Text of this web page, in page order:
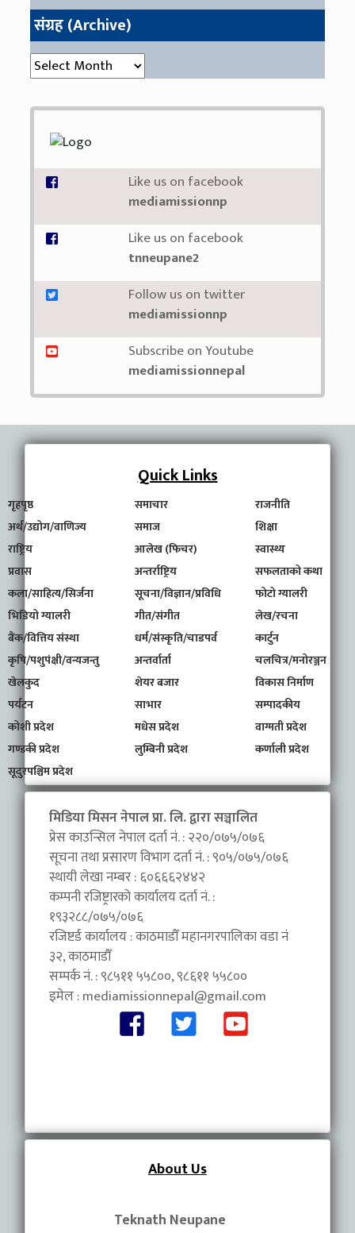
संग्रह (Archive)
संग्रह (Archive)
Like us on facebook
mediamissionnp
Like us on facebook
tnneupane2
Follow us on twitter
mediamissionnp
Subscribe on Youtube
mediamissionnepal
Quick Links
गृहपृष्ठ समाचार
राजनीति
अर्थ/उद्योग/वाणिज्य
समाज
शिक्षा
राष्ट्रिय
आलेख (फिचर)
स्वास्थ्य
प्रवास
अन्तर्राष्ट्रिय
सफलताको कथा
कला/साहित्य/सिर्जना
सूचना/विज्ञान/प्रविधि
फोटो ग्यालरी
भिडियो ग्यालरी
गीत/संगीत
लेख/रचना
बैंक/वित्तिय संस्था
धर्म/संस्कृति/चाडपर्व
कार्टुन
कृषि/पशुपंक्षी/वन्यजन्तु
अन्तर्वार्ता
चलचित्र/मनोरञ्जन
खेलकुद
शेयर बजार
विकास निर्माण
पर्यटन
साभार
सम्पादकीय
कोशी प्रदेश
मधेस प्रदेश
वाग्मती प्रदेश
गण्डकी प्रदेश
लुम्बिनी प्रदेश
कर्णाली प्रदेश
सूदुरपश्चिम प्रदेश
मिडिया मिसन नेपाल प्रा. लि. द्वारा सञ्चालित
प्रेस काउन्सिल नेपाल दर्ता नं. : २२०/०७५/०७६
सूचना तथा प्रसारण विभाग दर्ता नं. : ९०५/०७५/०७६
स्थायी लेखा नम्बर : ६०६६६२४४२
कम्पनी रजिष्ट्रारको कार्यालय दर्ता नं. :
१९३२८८/०७५/०७६
रजिष्टर्ड कार्यालय : काठमाडौँ महानगरपालिका वडा नंं
३२, काठमाडौँ
सम्पर्क नं. : ९८५११ ५५८००, ९८६११ ५५८००
इमेल :mediamissionnepal@gmail.com
About Us
Teknath Neupane